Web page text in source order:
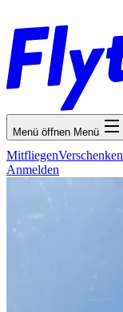
Menü öffnen Menü
MitfliegenVerschenken
Anmelden